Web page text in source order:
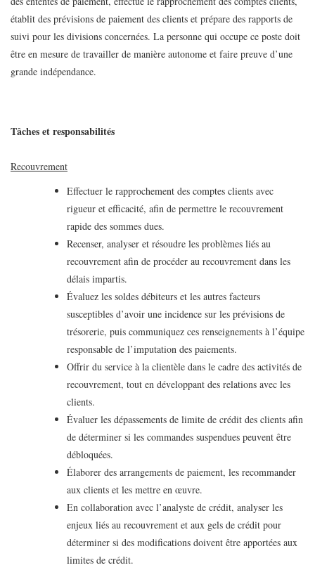
établit des prévisions de paiement des clients et prépare des rapports de
suivi pour les divisions concernées. La personne qui occupe ce poste doit
être en mesure de travailler de manière autonome et faire preuve d’une
grande indépendance.
Tâches et responsabilités
Recouvrement
Effectuer le rapprochement des comptes clients avec
rigueur et efficacité, afin de permettre le recouvrement
rapide des sommes dues.
Recenser, analyser et résoudre les problèmes liés au
recouvrement afin de procéder au recouvrement dans les
délais impartis.
Évaluez les soldes débiteurs et les autres facteurs
susceptibles d’avoir une incidence sur les prévisions de
trésorerie, puis communiquez ces renseignements à l’équipe
responsable de l’imputation des paiements.
Offrir du service à la clientèle dans le cadre des activités de
recouvrement, tout en développant des relations avec les
clients.
Évaluer les dépassements de limite de crédit des clients afin
de déterminer si les commandes suspendues peuvent être
débloquées.
Élaborer des arrangements de paiement, les recommander
aux clients et les mettre en œuvre.
En collaboration avec l’analyste de crédit, analyser les
enjeux liés au recouvrement et aux gels de crédit pour
déterminer si des modifications doivent être apportées aux
limites de crédit.